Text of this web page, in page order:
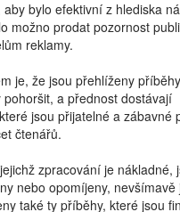
aby bylo efektivní z hlediska
možno prodat pozornost
reklamy.
je, že jsou přehlíženy
pohoršit, a přednost dostávají
jsou přijatelné a zábavné
čtenářů.
zpracování je nákladné,
nebo opomíjeny, nevšímavě
také ty příběhy, které jsou